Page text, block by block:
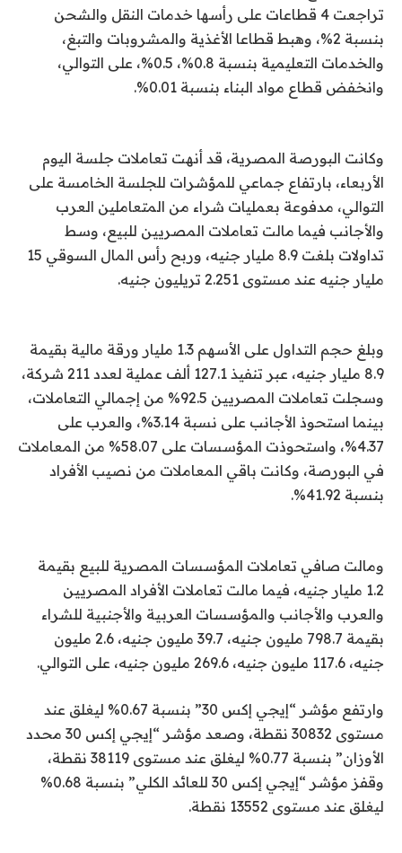
تراجعت 4 قطاعات على رأسها خدمات النقل والشحن
بنسبة 2%، وهبط قطاعا الأغذية والمشروبات والتبغ،
والخدمات التعليمية بنسبة 0.8%، 0.5%، على التوالي،
وانخفض قطاع مواد البناء بنسبة 0.01%.
وكانت البورصة المصرية، قد أنهت تعاملات جلسة اليوم
الأربعاء، بارتفاع جماعي للمؤشرات للجلسة الخامسة على
التوالي، مدفوعة بعمليات شراء من المتعاملين العرب
والأجانب فيما مالت تعاملات المصريين للبيع، وسط
تداولات بلغت 8.9 مليار جنيه، وربح رأس المال السوقي 15
مليار جنيه عند مستوى 2.251 تريليون جنيه.
وبلغ حجم التداول على الأسهم 1.3 مليار ورقة مالية بقيمة
8.9 مليار جنيه، عبر تنفيذ 127.1 ألف عملية لعدد 211 شركة،
وسجلت تعاملات المصريين 92.5% من إجمالي التعاملات،
بينما استحوذ الأجانب على نسبة 3.14%، والعرب على
4.37%، واستحوذت المؤسسات على 58.07% من المعاملات
في البورصة، وكانت باقي المعاملات من نصيب الأفراد
بنسبة 41.92%.
ومالت صافي تعاملات المؤسسات المصرية للبيع بقيمة
1.2 مليار جنيه، فيما مالت تعاملات الأفراد المصريين
والعرب والأجانب والمؤسسات العربية والأجنبية للشراء
بقيمة 798.7 مليون جنيه، 39.7 مليون جنيه، 2.6 مليون
جنيه، 117.6 مليون جنيه، 269.6 مليون جنيه، على التوالي.
وارتفع مؤشر “إيجي إكس 30” بنسبة 0.67% ليغلق عند
مستوى 30832 نقطة، وصعد مؤشر “إيجي إكس 30 محدد
الأوزان” بنسبة 0.77% ليغلق عند مستوى 38119 نقطة،
وقفز مؤشر “إيجي إكس 30 للعائد الكلي” بنسبة 0.68%
ليغلق عند مستوى 13552 نقطة.